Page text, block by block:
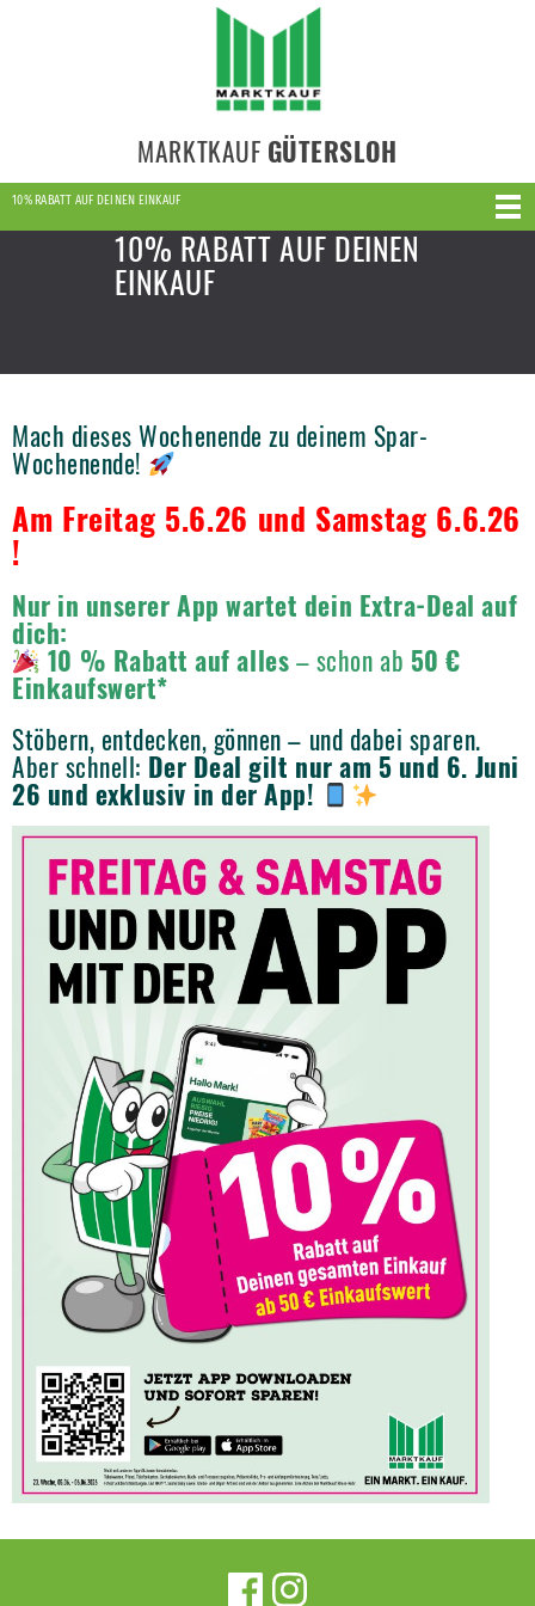
MARKTKAUF GÜTERSLOH
10% RABATT AUF DEINEN EINKAUF
10% RABATT AUF DEINEN
EINKAUF
Mach dieses Wochenende zu deinem Spar-
Wochenende!
Am Freitag 5.6.26 und Samstag 6.6.26
!
Nur in unserer App wartet dein Extra-Deal auf
dich:
10 % Rabatt auf alles– schon ab 50 €
Einkaufswert*
Stöbern, entdecken, gönnen – und dabei sparen.
Aber schnell: Der Deal gilt nur am 5 und 6. Juni
26 und exklusiv in der App!